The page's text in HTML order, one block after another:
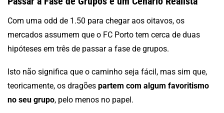
Com uma odd de 1.50 para chegar aos oitavos, os
mercados assumem que o FC Porto tem cerca de duas
hipóteses em três de passar a fase de grupos.
Isto não significa que o caminho seja fácil, mas sim que,
teoricamente, os dragões partem com algum favoritismo
no seu grupo, pelo menos no papel.